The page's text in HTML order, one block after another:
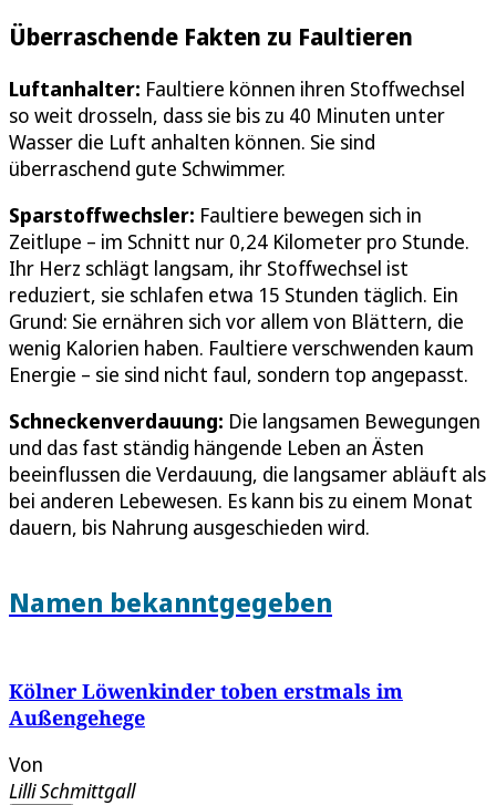
Überraschende Fakten zu Faultieren
Luftanhalter: Faultiere können ihren Stoffwechsel
so weit drosseln, dass sie bis zu 40 Minuten unter
Wasser die Luft anhalten können. Sie sind
überraschend gute Schwimmer.
Sparstoffwechsler: Faultiere bewegen sich in
Zeitlupe – im Schnitt nur 0,24 Kilometer pro Stunde.
Ihr Herz schlägt langsam, ihr Stoffwechsel ist
reduziert, sie schlafen etwa 15 Stunden täglich. Ein
Grund: Sie ernähren sich vor allem von Blättern, die
wenig Kalorien haben. Faultiere verschwenden kaum
Energie – sie sind nicht faul, sondern top angepasst.
Schneckenverdauung: Die langsamen Bewegungen
und das fast ständig hängende Leben an Ästen
beeinflussen die Verdauung, die langsamer abläuft als
bei anderen Lebewesen. Es kann bis zu einem Monat
dauern, bis Nahrung ausgeschieden wird.
Namen bekanntgegeben
Kölner Löwenkinder toben erstmals im
Außengehege
Von
Lilli Schmittgall